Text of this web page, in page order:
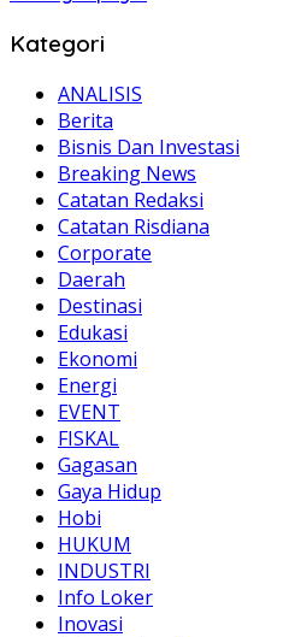
Kategori
ANALISIS
Berita
Bisnis Dan Investasi
Breaking News
Catatan Redaksi
Catatan Risdiana
Corporate
Daerah
Destinasi
Edukasi
Ekonomi
Energi
EVENT
FISKAL
Gagasan
Gaya Hidup
Hobi
HUKUM
INDUSTRI
Info Loker
Inovasi